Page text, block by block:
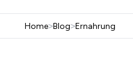
Home>Blog>Ernahrung